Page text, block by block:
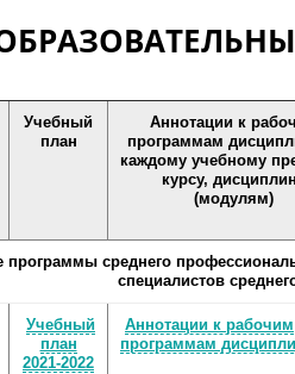
среднего
специалистов
Учебный
план
2021-2022
Аннотации к рабочим
программам
Учебный
план
Аннотации к
программам
каждому учебному
курсу,
(модулям)